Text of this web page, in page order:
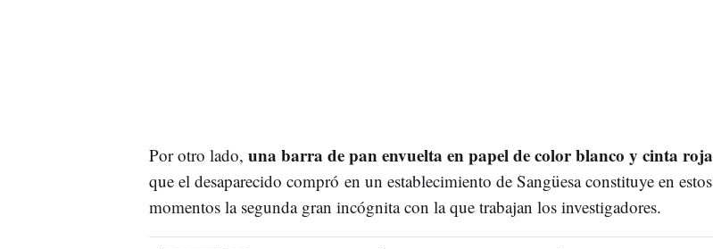
Por otro lado, una barra de pan envuelta en papel de color blanco y cinta roja
que el desaparecido compró en un establecimiento de Sangüesa constituye en estos
momentos la segunda gran incógnita con la que trabajan los investigadores.